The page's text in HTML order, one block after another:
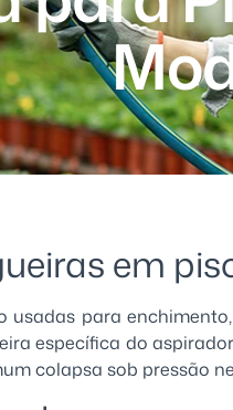
Mo
em
usadas para
específica do
colapsa sob pressão